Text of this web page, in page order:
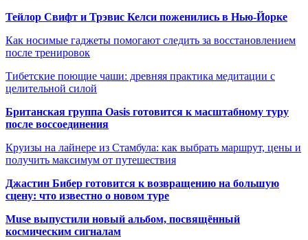
Тейлор Свифт и Трэвис Келси поженились в Нью-Йорке
Как носимые гаджеты помогают следить за восстановлением
после тренировок
Тибетские поющие чаши: древняя практика медитации с
целительной силой
Британская группа Oasis готовится к масштабному туру
после воссоединения
Круизы на лайнере из Стамбула: как выбрать маршрут, цены и
получить максимум от путешествия
Джастин Бибер готовится к возвращению на большую
сцену: что известно о новом туре
Muse выпустили новый альбом, посвящённый
космическим сигналам